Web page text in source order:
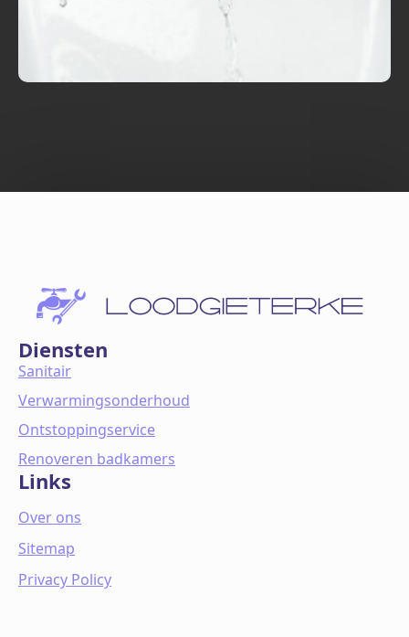
Diensten
Sanitair
Verwarmingsonderhoud
Ontstoppingservice
Renoveren badkamers
Links
Over ons
Sitemap
Privacy Policy